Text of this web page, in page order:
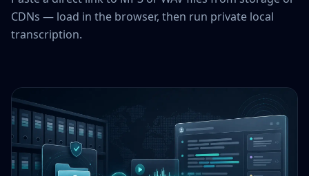
CDNs — load in the browser, then run private local
transcription.